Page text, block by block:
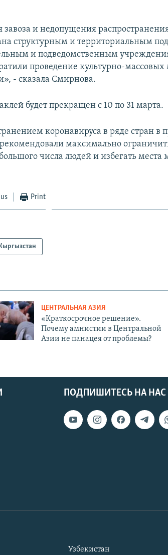
и недопущения
структурным и территориальным
и подведомственным
проведение культурно-
- сказала Смирнова.
будет прекращен с 10 по 31 марта.
коронавируса в ряде стран в
максимально
числа людей и избегать места
Print
ЦЕНТРАЛЬНАЯ АЗИЯ
«Краткосрочное решение».
Почему амнистии в Центральной
Азии не панацея от проблемы?
ПОДПИШИТЕСЬ НА НАС
Узбекистан